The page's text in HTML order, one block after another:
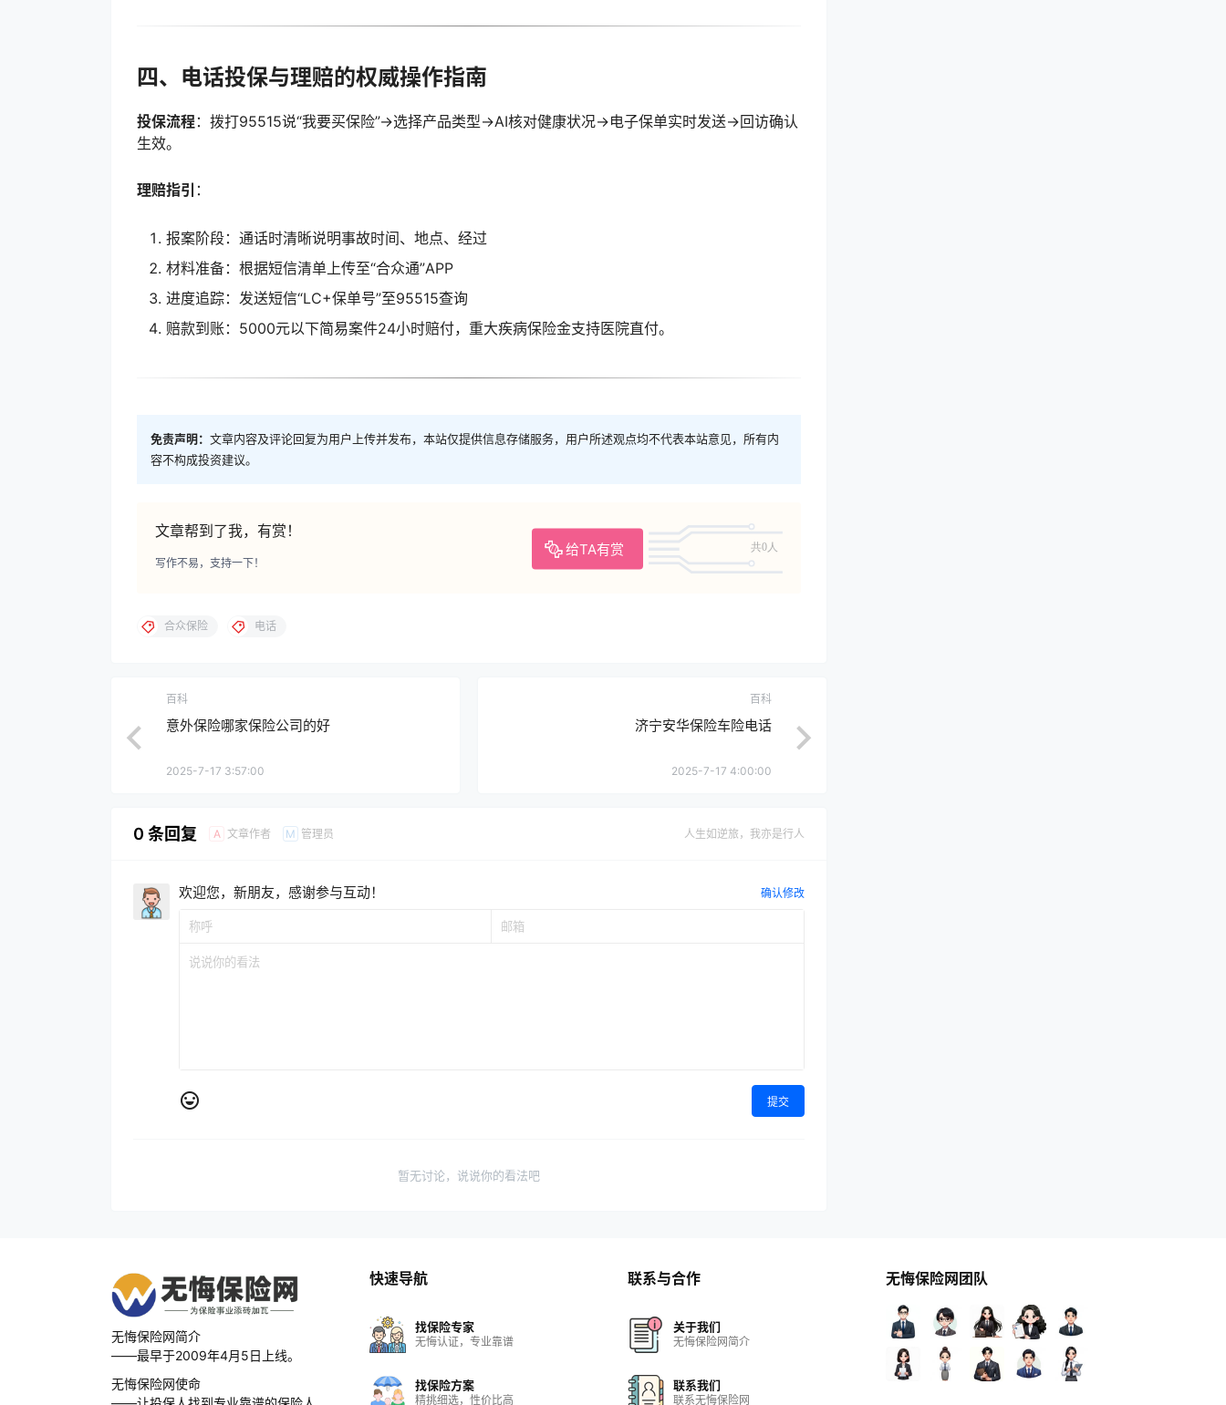
四、电话投保与理赔的权威操作指南
投保流程：拨打95515说“我要买保险”→选择产品类型→AI核对健康状况→电子保单实时发送→回访确认
生效。
理赔指引 ：
报案阶段：通话时清晰说明事故时间、地点、经过
材料准备：根据短信清单上传至“合众通”APP
进度追踪：发送短信“LC+保单号”至95515查询
赔款到账：5000元以下简易案件24小时赔付，重大疾病保险金支持医院直付。
免责声明： 文章内容及评论回复为用户上传并发布，本站仅提供信息存储服务，用户所述观点均不代表本站意见，所有内
容不构成投资建议。
文章帮到了我，有赏！
给TA有赏 共0人
写作不易，支持一下！
合众保险 电话
百科
意外保险哪家保险公司的好
2025-7-17 3:57:00
百科
济宁安华保险车险电话
2025-7-17 4:00:00
0 条回复 A 文章作者 M 管理员 人生如逆旅，我亦是行人
欢迎您，新朋友，感谢参与互动！ 确认修改
提交
暂无讨论，说说你的看法吧
无悔保险网简介
——最早于2009年4月5日上线。
无悔保险网使命
快速导航
找保险专家
无悔认证，专业靠谱
找保险方案
精挑细选，性价比高
联系与合作
关于我们
无悔保险网简介
联系我们
联系无悔保险网
无悔保险网团队